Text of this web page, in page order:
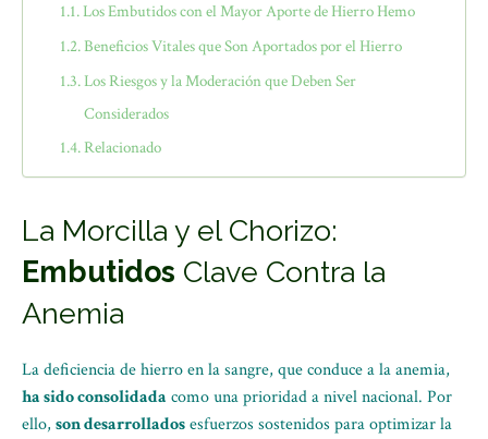
Los Embutidos con el Mayor Aporte de Hierro Hemo
Beneficios Vitales que Son Aportados por el Hierro
Los Riesgos y la Moderación que Deben Ser
Considerados
Relacionado
La Morcilla y el Chorizo:
Embutidos Clave Contra la
Anemia
La deficiencia de hierro en la sangre, que conduce a la anemia,
ha sido consolidada como una prioridad a nivel nacional. Por
ello, son desarrolladosesfuerzos sostenidos para optimizar la